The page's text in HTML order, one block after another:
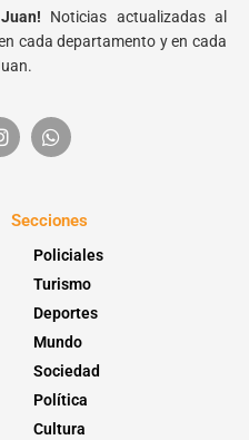
Noticias actualizadas al
cada departamento y en cada
Secciones
Policiales
Turismo
Deportes
Mundo
Sociedad
Política
Cultura